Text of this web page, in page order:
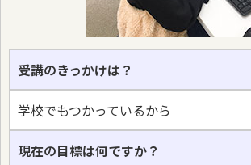
受講のきっかけは？
学校でもつかっているから
現在の目標は何ですか？